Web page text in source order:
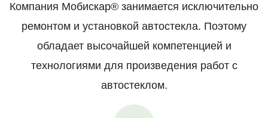
Компания Мобискар® занимается исключительно
ремонтом и установкой автостекла. Поэтому
обладает высочайшей компетенцией и
технологиями для произведения работ с
автостеклом.